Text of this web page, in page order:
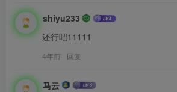
shiyu233
还行吧11111
4年前 回复
马云